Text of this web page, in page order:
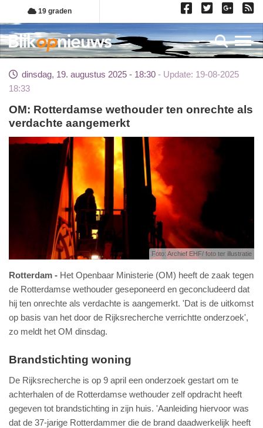
Overslaan
en
naar
de
gaan
19 graden
dinsdag, 19. augustus 2025 - 18:30
Update: 19-08-2025
18:33
OM: Rotterdamse wethouder ten onrechte als
verdachte aangemerkt
Foto: Archief EHF/ foto ter illustratie
Rotterdam
Het Openbaar Ministerie (OM) heeft de zaak tegen
de Rotterdamse wethouder geseponeerd en geconcludeerd dat
hij ten onrechte als verdachte is aangemerkt. 'Dat is de uitkomst
op basis van het door de Rijksrecherche verrichtte onderzoek',
zo meldt het OM dinsdag.
Brandstichting woning
De Rijksrecherche is op 9 april een onderzoek gestart om te
achterhalen of de Rotterdamse wethouder zelf opdracht heeft
gegeven tot brandstichting in zijn huis. 'Aanleiding hiervoor was
dat de 37-jarige Rotterdammer die de brand daadwerkelijk heeft